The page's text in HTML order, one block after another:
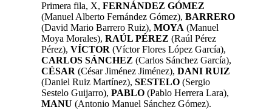
Primera fila, X, FERNÁNDEZ GÓMEZ
(Manuel Alberto Fernández Gómez), BARRERO
(David Mario Barrero Ruiz), MOYA (Manuel
Moya Morales), RAÚL PÉREZ (Raúl Pérez
Pérez), VÍCTOR (Víctor Flores López García),
CARLOS SÁNCHEZ (Carlos Sánchez García),
CÉSAR (César Jiménez Jiménez), DANI RUIZ
(Daniel Ruiz Martínez), SESTELO (Sergio
Sestelo Guijarro), PABLO (Pablo Herrera Lara),
MANU (Antonio Manuel Sánchez Gómez).